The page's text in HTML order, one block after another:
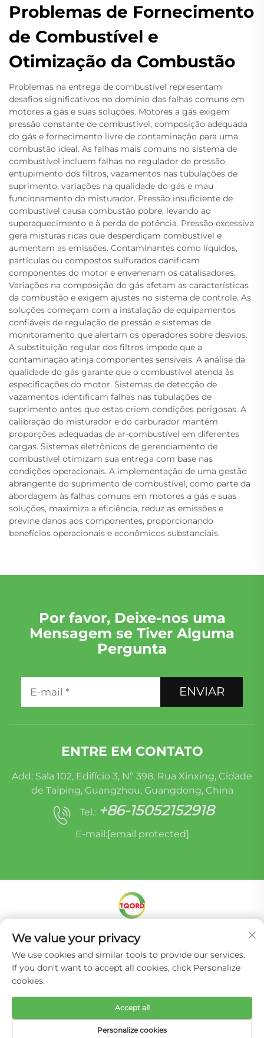
Problemas de Fornecimento
de Combustível e
Otimização da Combustão
Problemas na entrega de combustível representam
desafios significativos no domínio das falhas comuns em
motores a gás e suas soluções. Motores a gás exigem
pressão constante de combustível, composição adequada
do gás e fornecimento livre de contaminação para uma
combustão ideal. As falhas mais comuns no sistema de
combustível incluem falhas no regulador de pressão,
entupimento dos filtros, vazamentos nas tubulações de
suprimento, variações na qualidade do gás e mau
funcionamento do misturador. Pressão insuficiente de
combustível causa combustão pobre, levando ao
superaquecimento e à perda de potência. Pressão excessiva
gera misturas ricas que desperdiçam combustível e
aumentam as emissões. Contaminantes como líquidos,
partículas ou compostos sulfurados danificam
componentes do motor e envenenam os catalisadores.
Variações na composição do gás afetam as características
da combustão e exigem ajustes no sistema de controle. As
soluções começam com a instalação de equipamentos
confiáveis de regulação de pressão e sistemas de
monitoramento que alertam os operadores sobre desvios.
A substituição regular dos filtros impede que a
contaminação atinja componentes sensíveis. A análise da
qualidade do gás garante que o combustível atenda às
especificações do motor. Sistemas de detecção de
vazamentos identificam falhas nas tubulações de
suprimento antes que estas criem condições perigosas. A
calibração do misturador e do carburador mantém
proporções adequadas de ar-combustível em diferentes
cargas. Sistemas eletrônicos de gerenciamento de
combustível otimizam sua entrega com base nas
condições operacionais. A implementação de uma gestão
abrangente do suprimento de combustível, como parte da
abordagem às falhas comuns em motores a gás e suas
soluções, maximiza a eficiência, reduz as emissões e
previne danos aos componentes, proporcionando
benefícios operacionais e econômicos substanciais.
Por favor, Deixe-nos uma
Mensagem se Tiver Alguma
Pergunta
ENVIAR
ENTRE EM CONTATO
Add: Sala 102, Edifício 3, Nº 398, Rua Xinxing, Cidade
de Taiping, Guangzhou, Guangdong, China
Tel.: +86-15052152918
E-mail:[email protected]
Direitos autorais © Miracle Oruide (guangzhou)
Auto Parts Remanufacturing Co., Ltd. -
Política
de Privacidade
We value your privacy
We use cookies and similar tools to provide our services.
If you don't want to accept all cookies, click Personalize
cookies.
Personalize cookies
Accept all